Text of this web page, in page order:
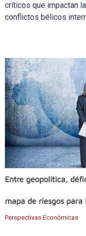
críticos que impactan
conflictos bélicos
Entre geopolítica,
mapa de riesgos
Perspectivas Económicas